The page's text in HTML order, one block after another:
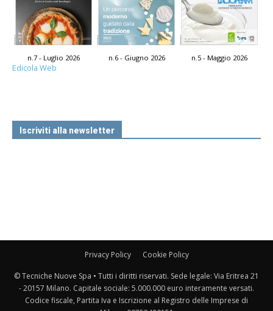
n.7 - Luglio 2026 n.6 - Giugno 2026 n.5 - Maggio 2026
Edicola Web
Iscriviti alla newsletter
Privacy Policy Cookie Policy
© Tecniche Nuove Spa • Tutti i diritti riservati. Sede legale: Via Eritrea 21
- 20157 Milano. Capitale sociale: 5.000.000 euro interamente versati.
Codice fiscale, Partita Iva e Iscrizione al Registro delle Imprese di